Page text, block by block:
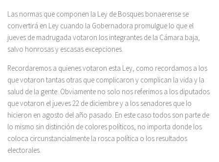
Las normas que componen la Ley de Bosques bonaerense se
convertirá en Ley cuando la Gobernadora promulgue lo que el
jueves de madrugada votaron los integrantes de la Cámara baja,
salvo honrosas y escasas excepciones.
Recordaremos a quienes votaron esta Ley, como recordamos a los
que votaron tantas otras que complicaron y complican la vida y la
salud de la gente. Obviamente no solo nos referimos a los diputados
que votaron el jueves 22 de diciembre y a los senadores que lo
hicieron en agosto del año pasado. En este caso todos son parte de
lo mismo sin distinción de colores políticos, no importa donde los
coloca circunstancialmente la rosca política o los resultados
electorales.